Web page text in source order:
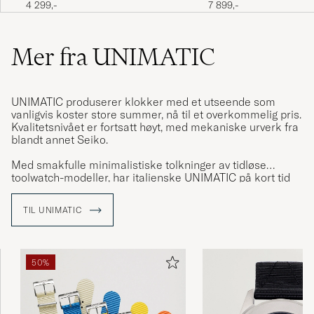
4 299,- 7 899,-
Mer fra UNIMATIC
UNIMATIC produserer klokker med et utseende som
vanligvis koster store summer, nå til et overkommelig pris.
Kvalitetsnivået er fortsatt høyt, med mekaniske urverk fra
blandt annet Seiko.
Med smakfulle minimalistiske tolkninger av tidløse
toolwatch-modeller, har italienske UNIMATIC på kort tid
skapt sin egen nisje bland klokkemerker.
TIL UNIMATIC
50%